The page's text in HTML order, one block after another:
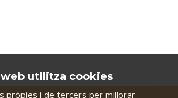
utilitza cookies
pròpies i de tercers per millorar